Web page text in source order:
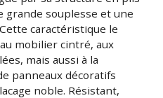
grande souplesse et une
caractéristique le
mobilier cintré, aux
mais aussi à la
panneaux décoratifs
noble. Résistant,